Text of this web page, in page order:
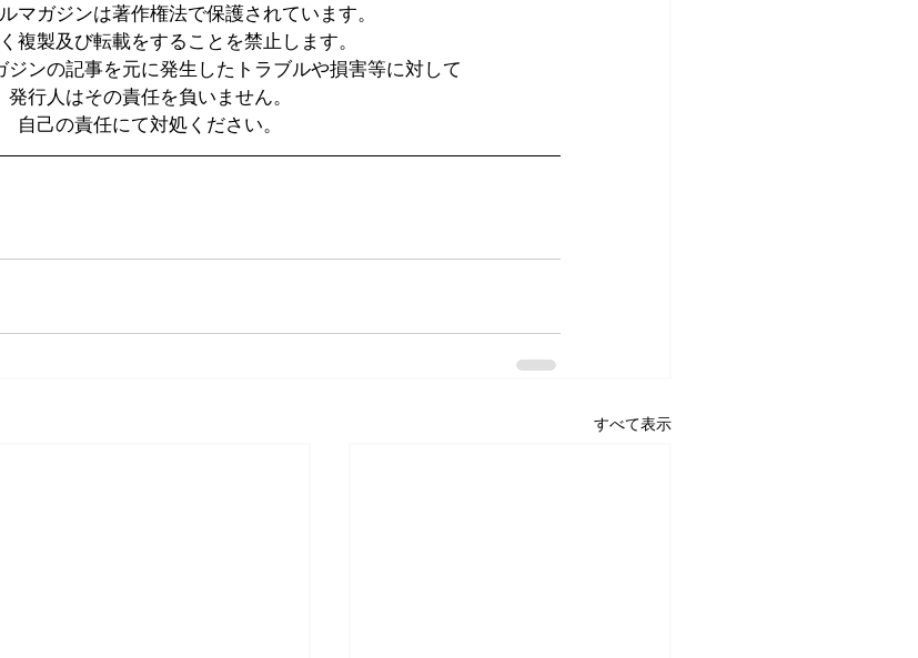
マガジンは著作権法で保護されています。
複製及び転載をすることを禁止します。
ジンの記事を元に発生したトラブルや損害等に対して
発行人はその責任を負いません。
自己の責任にて対処ください。
すべて表示